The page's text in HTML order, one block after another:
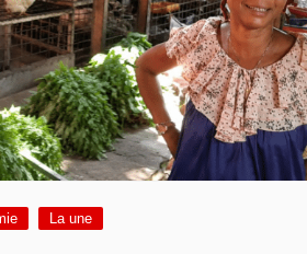
La une